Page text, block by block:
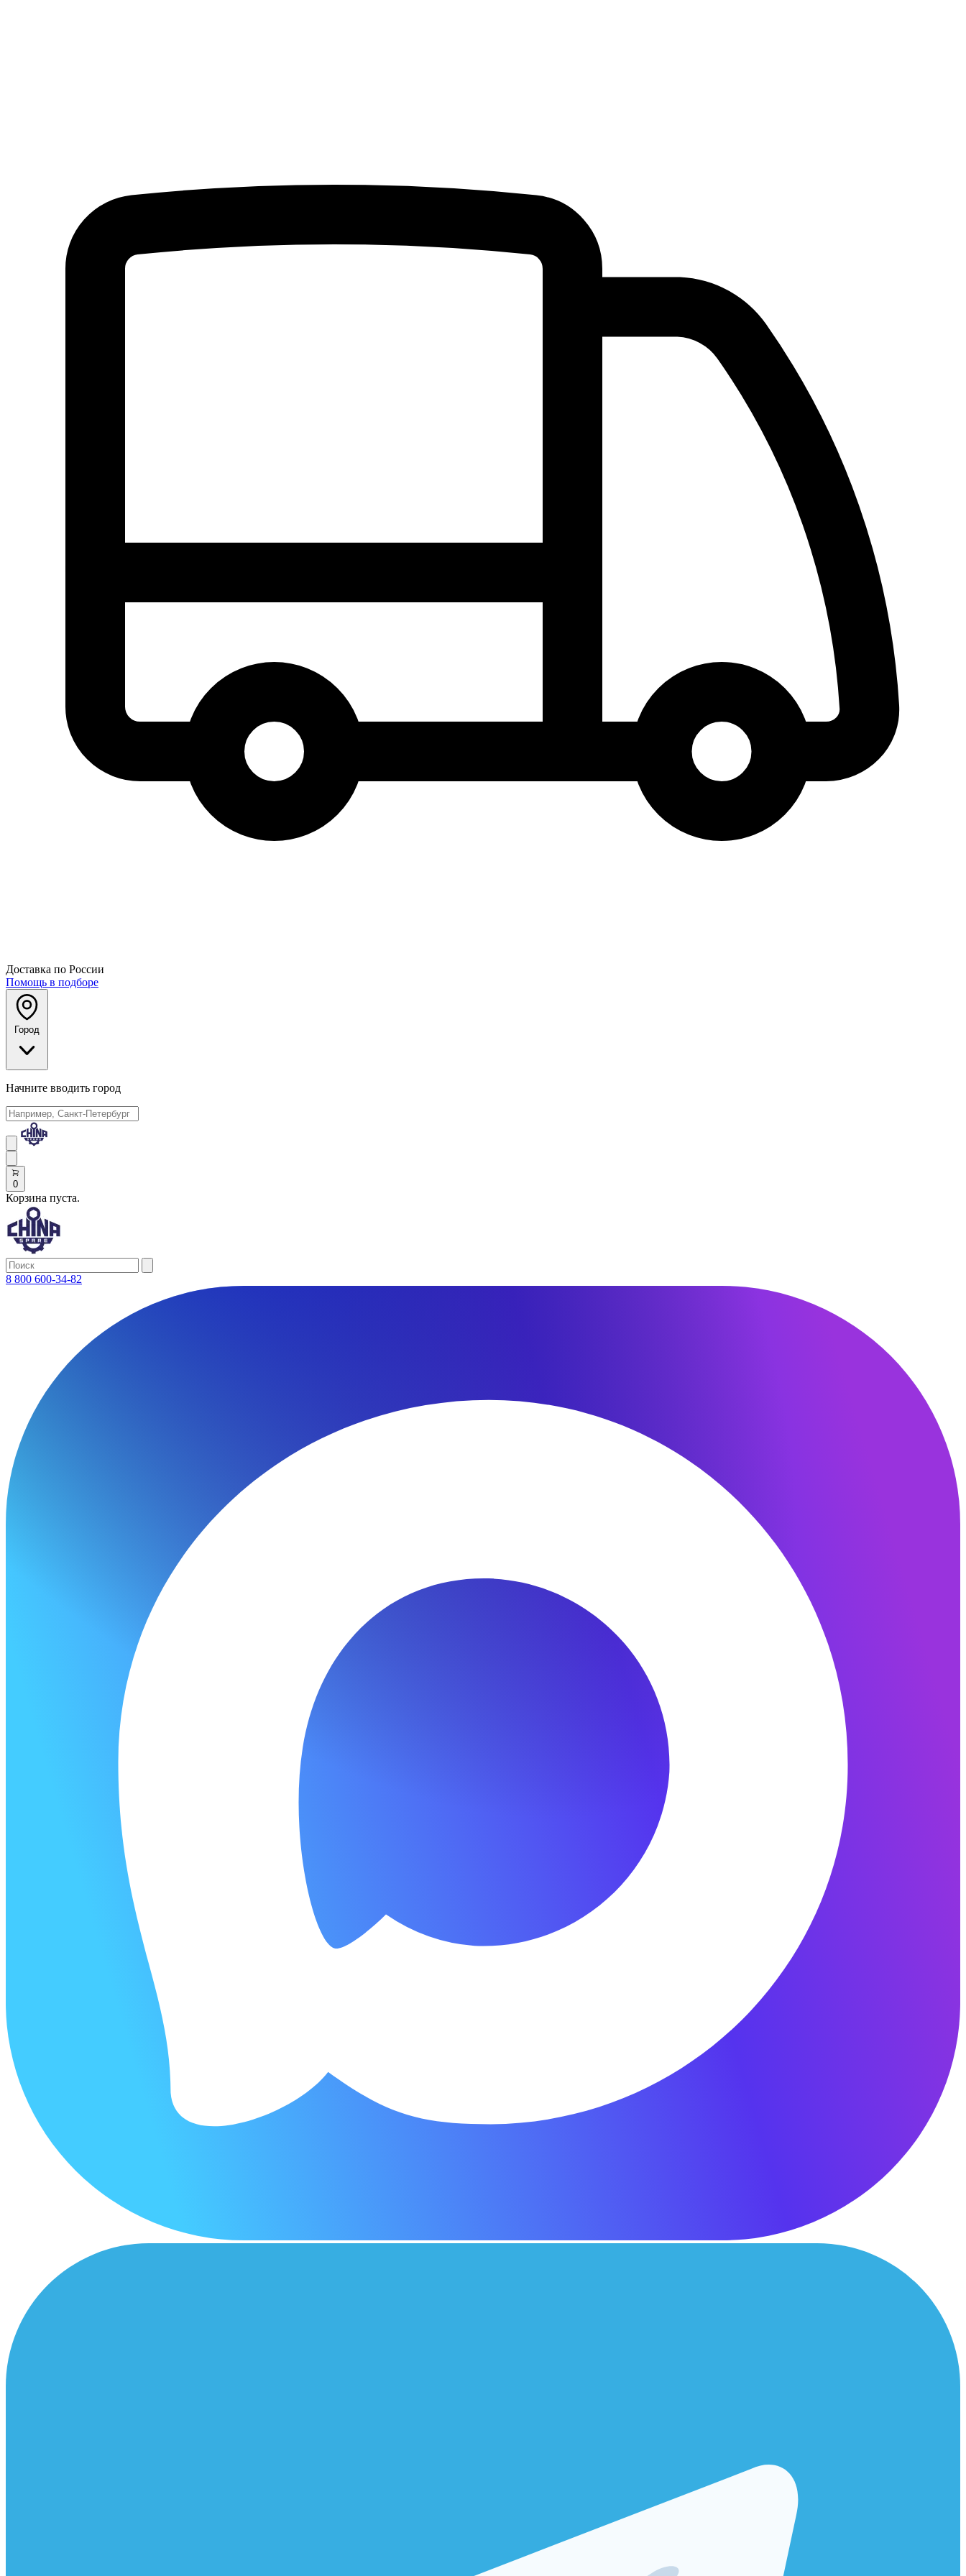
Доставка по России
Помощь в подборе
Город
Начните вводить город
0
Корзина пуста.
8 800 600-34-82